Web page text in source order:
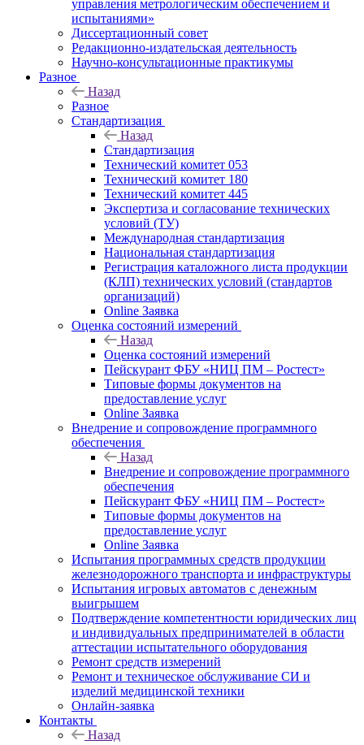
управления метрологическим обеспечением и
испытаниями»
Диссертационный совет
Редакционно-издательская деятельность
Научно-консультационные практикумы
Разное
Назад
Разное
Стандартизация
Назад
Стандартизация
Технический комитет 053
Технический комитет 180
Технический комитет 445
Экспертиза и согласование технических
условий (ТУ)
Международная стандартизация
Национальная стандартизация
Регистрация каталожного листа продукции
(КЛП) технических условий (стандартов
организаций)
Online Заявка
Оценка состояний измерений
Назад
Оценка состояний измерений
Пейскурант ФБУ «НИЦ ПМ – Ростест»
Типовые формы документов на
предоставление услуг
Online Заявка
Внедрение и сопровождение программного
обеспечения
Назад
Внедрение и сопровождение программного
обеспечения
Пейскурант ФБУ «НИЦ ПМ – Ростест»
Типовые формы документов на
предоставление услуг
Online Заявка
Испытания программных средств продукции
железнодорожного транспорта и инфраструктуры
Испытания игровых автоматов с денежным
выигрышем
Подтверждение компетентности юридических лиц
и индивидуальных предпринимателей в области
аттестации испытательного оборудования
Ремонт средств измерений
Ремонт и техническое обслуживание СИ и
изделий медицинской техники
Онлайн-заявка
Контакты
Назад